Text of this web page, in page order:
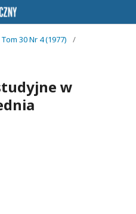
Tom 30 Nr 4 (1977)
/
w